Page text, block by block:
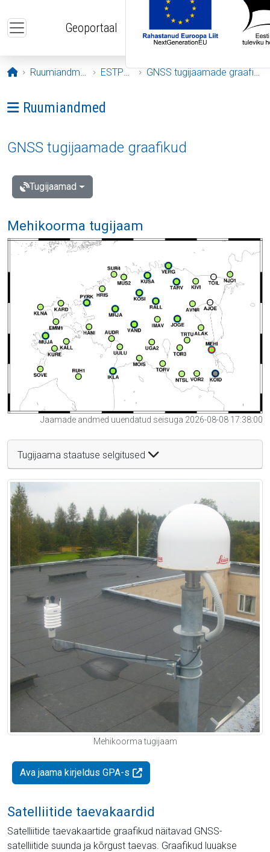
Geoportaal
Avaleht
Ruumiandmed ESTPOS GNSS tugijaamade graafikud
Ava menüü: Ruumiandmed
Ruumiandmed
GNSS tugijaamade graafikud
Tugijaamad
Mehikoorma tugijaam
Jaamade andmed uuendatud seisuga 2026-08-08 17:38:00
Tugijaama staatuse selgitused
Mehikoorma tugijaam
Ava jaama kirjeldus GPA-s
Satelliitide taevakaardid
Satelliitide taevakaartide graafikud näitavad GNSS-
satelliitide suunda ja kõrgust taevas. Graafikud luuakse